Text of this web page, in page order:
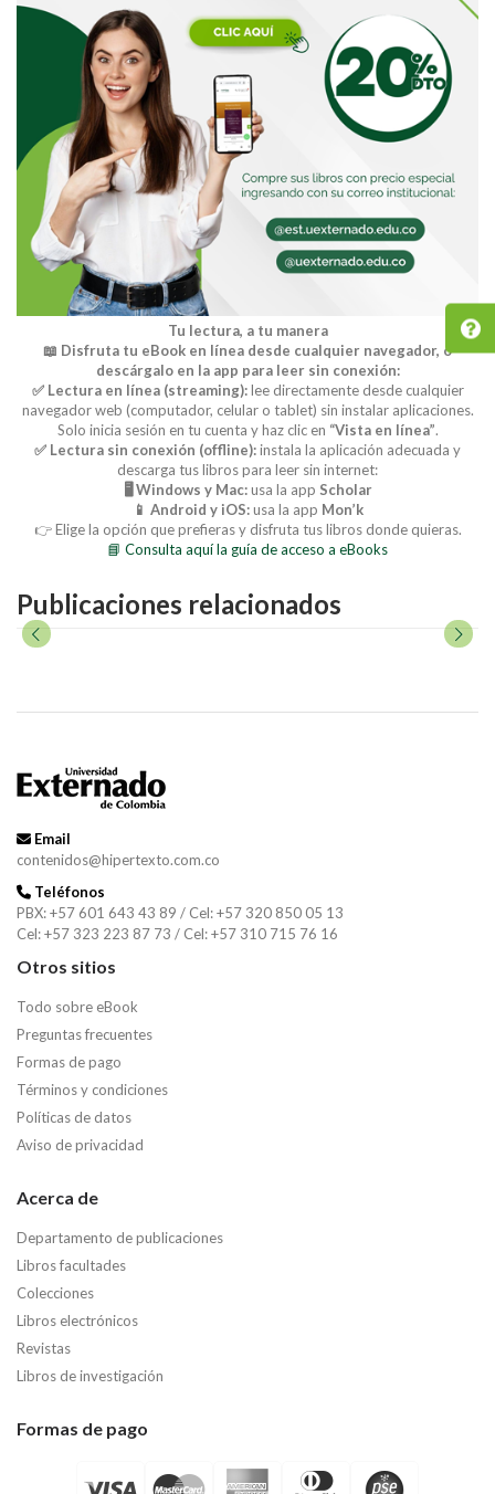
Tu lectura, a tu manera
📖 Disfruta tu eBook en línea desde cualquier navegador, o
descárgalo en la app para leer sin conexión:
✅ Lectura en línea (streaming):lee directamente desde cualquier
navegador web (computador, celular o tablet) sin instalar aplicaciones.
Solo inicia sesión en tu cuenta y haz clic en “Vista en línea”.
✅ Lectura sin conexión (offline):instala la aplicación adecuada y
descarga tus libros para leer sin internet:
🖥️ Windows y Mac:usa la app Scholar
📱 Android y iOS:usa la app Mon’k
👉 Elige la opción que prefieras y disfruta tus libros donde quieras.
📘 Consulta aquí la guía de acceso a eBooks
Publicaciones relacionados
Email
contenidos@hipertexto.com.co
Teléfonos
PBX: +57 601 643 43 89 / Cel: +57 320 850 05 13
Cel: +57 323 223 87 73 / Cel: +57 310 715 76 16
Otros sitios
Todo sobre eBook
Preguntas frecuentes
Formas de pago
Términos y condiciones
Políticas de datos
Aviso de privacidad
Acerca de
Departamento de publicaciones
Libros facultades
Colecciones
Libros electrónicos
Revistas
Libros de investigación
Formas de pago